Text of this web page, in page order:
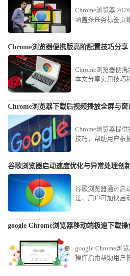
Chrome浏览器
涵盖多任务标签页
办公的全面生产力
Chrome浏览器便携版高阶配置技巧分享
Chrome浏览器便携
本文分享实用技巧
Chrome浏览器下载后视频播放全屏与窗
Chrome浏览器提
技巧，帮助用户根
谷歌浏览器启动速度优化与异常处理创
谷歌浏览器通过启
法，用户可加快启
google Chrome浏览器移动端极速下载操
google Chrome浏
操作指南帮助用户